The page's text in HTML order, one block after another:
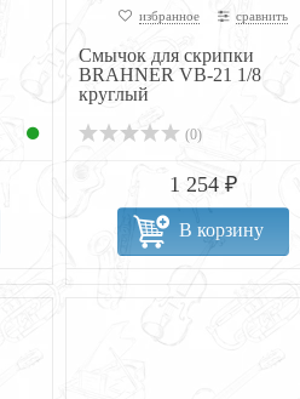
избранное сравнить
Смычок для скрипки
BRAHNER VB-21 1/8
круглый
(0)
1 254 ₽
В корзину